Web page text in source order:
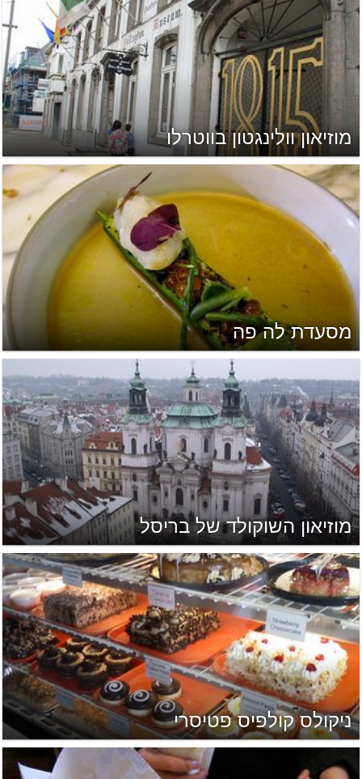
מוזיאון וולינגטון בווטרלו
מסעדת לה פה
מוזיאון השוקולד של בריסל
ניקולס קולפיס פטיסרי